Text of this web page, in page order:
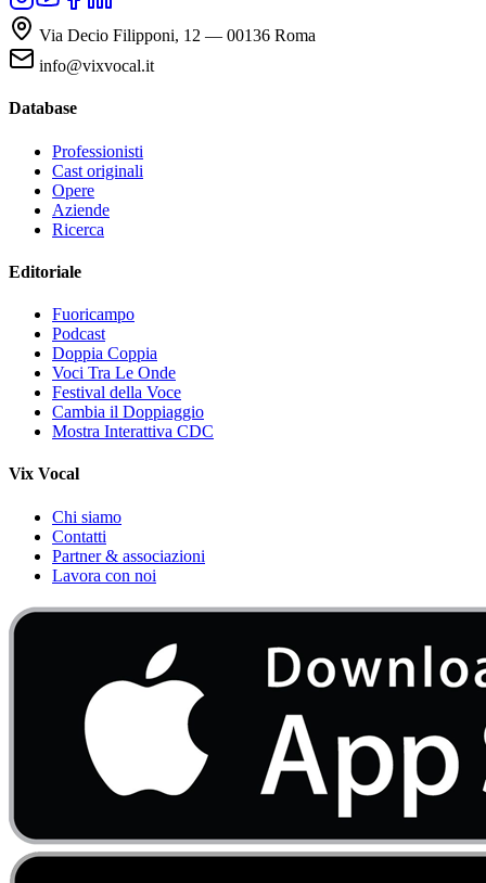
Via Decio Filipponi, 12 — 00136 Roma
info@vixvocal.it
Database
Professionisti
Cast originali
Opere
Aziende
Ricerca
Editoriale
Fuoricampo
Podcast
Doppia Coppia
Voci Tra Le Onde
Festival della Voce
Cambia il Doppiaggio
Mostra Interattiva CDC
Vix Vocal
Chi siamo
Contatti
Partner & associazioni
Lavora con noi